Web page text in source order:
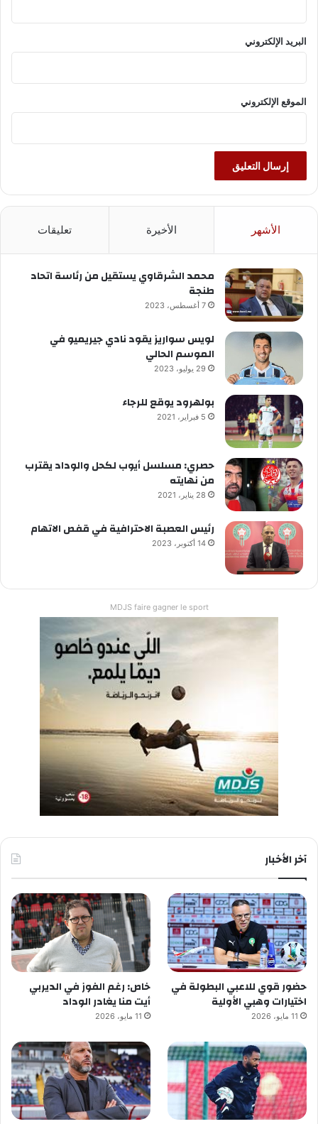
البريد الإلكتروني
الموقع الإلكتروني
الأشهر الأخيرة تعليقات
محمد الشرقاوي يستقيل من رئاسة اتحاد
طنجة
7 أغسطس، 2023
لويس سواريز يقود نادي جيريميو في
الموسم الحالي
29 يوليو، 2023
بولهرود يوقع للرجاء
5 فبراير، 2021
حصري: مسلسل أيوب لكحل والوداد يقترب
من نهايته
28 يناير، 2021
رئيس العصبة الاحترافية في قفص الاتهام
14 أكتوبر، 2023
MDJS faire gagner le sport
آخر الأخبار
حضور قوي للاعبي البطولة في
اختيارات وهبي الأولية
11 مايو، 2026
خاص: رغم الفوز في الديربي
أيت منا يغادر الوداد
11 مايو، 2026